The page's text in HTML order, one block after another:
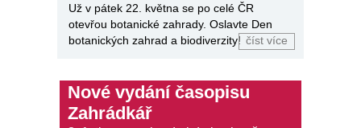
Už v pátek 22. května se po celé ČR
otevřou botanické zahrady. Oslavte Den
botanických zahrad a biodiverzity! číst více
Nové vydání časopisu
Zahrádkář